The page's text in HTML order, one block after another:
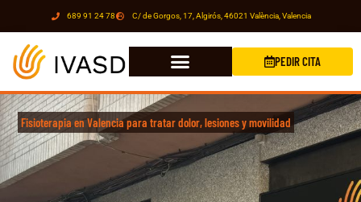
689 91 24 78 C/ de Gorgos, 17, Algirós, 46021 València, Valencia
PEDIR CITA
Fisioterapia en Valencia para tratar dolor, lesiones y movilidad